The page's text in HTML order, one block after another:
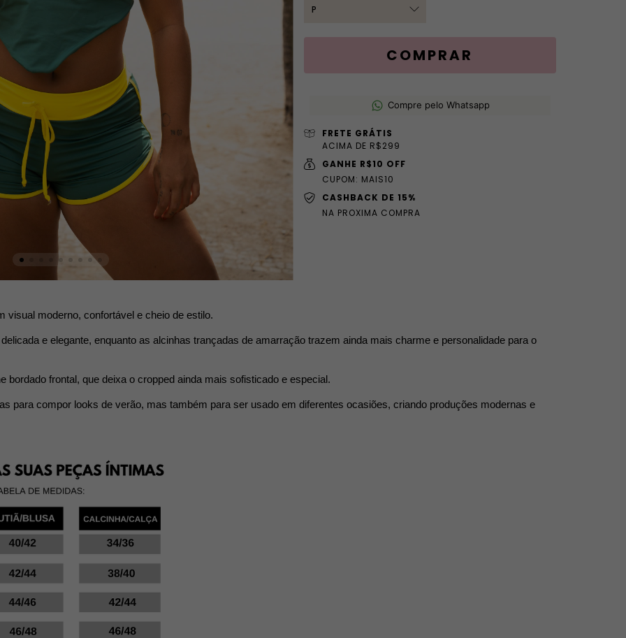
Compre pelo Whatsapp
FRETE GRÁTIS
ACIMA DE R$299
GANHE R$10 OFF
CUPOM: MAIS10
CASHBACK DE 15%
NA PROXIMA COMPRA
visual moderno, confortável e cheio de estilo.
e elegante, enquanto as alcinhas trançadas de amarração trazem ainda mais charme e personalidade para o
bordado frontal, que deixa o cropped ainda mais sofisticado e especial.
para compor looks de verão, mas também para ser usado em diferentes ocasiões, criando produções modernas e